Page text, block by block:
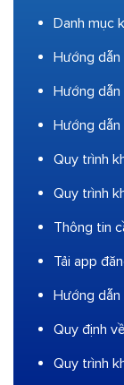
Danh mục
Hướng
Hướng
Hướng dẫn
Quy trình
Quy trình
Thông tin
Tải app
Hướng dẫn
Quy định
Quy trình